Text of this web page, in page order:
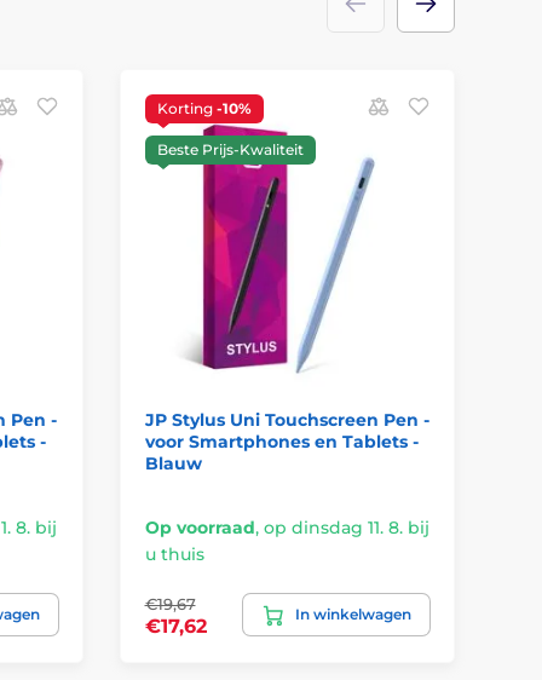
Pen -
-
8. bij
Korting -10%
Beste Prijs-Kwaliteit
JP Stylus Uni Touchscreen Pen -
voor Smartphones en Tablets -
Blauw
Op voorraad, op dinsdag 11. 8. bij
u thuis
€19,67
€17,62
In winkelwagen